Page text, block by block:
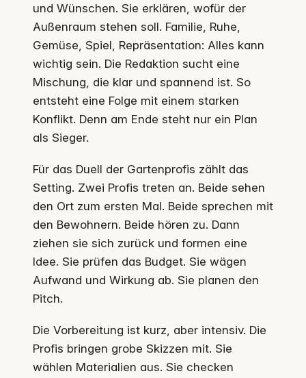
und Wünschen. Sie erklären, wofür der
Außenraum stehen soll. Familie, Ruhe,
Gemüse, Spiel, Repräsentation: Alles kann
wichtig sein. Die Redaktion sucht eine
Mischung, die klar und spannend ist. So
entsteht eine Folge mit einem starken
Konflikt. Denn am Ende steht nur ein Plan
als Sieger.
Für das Duell der Gartenprofis zählt das
Setting. Zwei Profis treten an. Beide sehen
den Ort zum ersten Mal. Beide sprechen mit
den Bewohnern. Beide hören zu. Dann
ziehen sie sich zurück und formen eine
Idee. Sie prüfen das Budget. Sie wägen
Aufwand und Wirkung ab. Sie planen den
Pitch.
Die Vorbereitung ist kurz, aber intensiv. Die
Profis bringen grobe Skizzen mit. Sie
wählen Materialien aus. Sie checken